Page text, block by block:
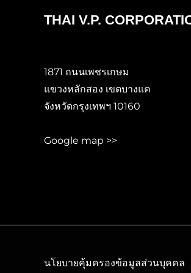
THAI V.P.
1871 ถนนเพชรเกษม
แขวงหลักสอง เขตบางแค
จังหวัดกรุงเทพฯ 10160
Google map >>
นโยบายคุ้มครองข้อมูลส่วนบุคคล